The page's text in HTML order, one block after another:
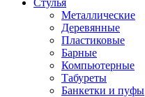
Металлические
Деревянные
Пластиковые
Барные
Компьютерные
Табуреты
Банкетки и пуфы